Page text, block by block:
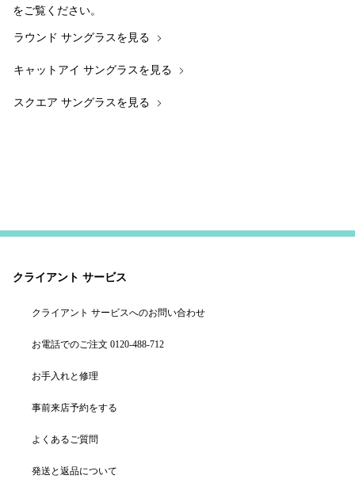
をご覧ください。
ラウンド サングラスを見る
キャットアイ サングラスを見る
スクエア サングラスを見る
クライアント サービス
クライアント サービスへのお問い合わせ
お電話でのご注文 0120-488-712
お手入れと修理
事前来店予約をする
よくあるご質問
発送と返品について